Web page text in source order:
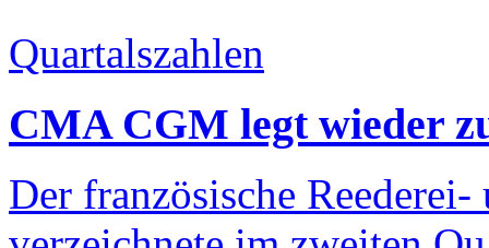
Quartalszahlen
CMA CGM legt wieder
Der französische